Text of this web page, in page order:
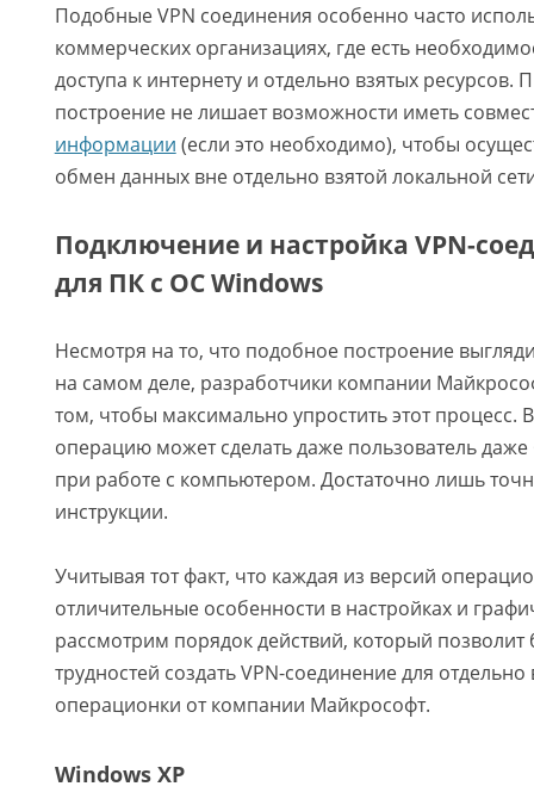
Подобные VPN соединения особенно часто
коммерческих организациях, где есть
доступа к интернету и отдельно взятых ресурсов.
построение не лишает возможности иметь
информации (если это необходимо), чтобы
обмен данных вне отдельно взятой локальной
Подключение и настройка VPN-
для ПК с ОС Windows
Несмотря на то, что подобное построение
на самом деле, разработчики компании
том, чтобы максимально упростить этот процесс.
операцию может сделать даже пользователь
при работе с компьютером. Достаточно лишь
инструкции.
Учитывая тот факт, что каждая из версий
отличительные особенности в настройках и
рассмотрим порядок действий, который позволит
трудностей создать VPN-соединение для отдельно
операционки от компании Майкрософт.
Windows XP